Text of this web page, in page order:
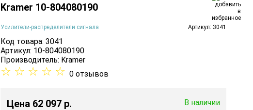
Kramer 10-804080190
Усилители-распределители сигнала Артикул: 3041
Код товара: 3041
Артикул: 10-804080190
Производитель: Kramer
☆ ☆ ☆ ☆ ☆ 0 отзывов
Цена 62 097 p. В наличии